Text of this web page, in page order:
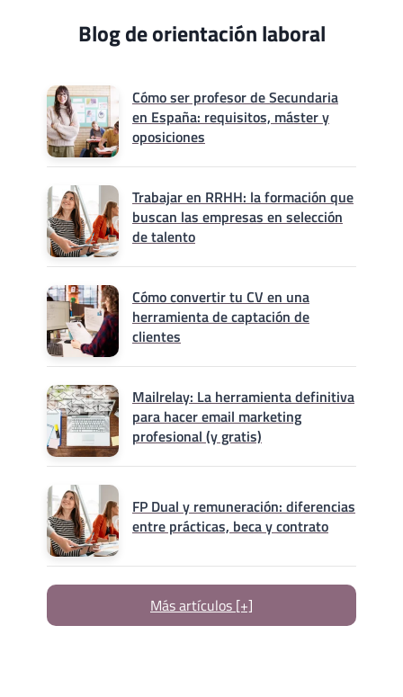
Blog de orientación laboral
Cómo ser profesor de Secundaria
en España: requisitos, máster y
oposiciones
Trabajar en RRHH: la formación que
buscan las empresas en selección
de talento
Cómo convertir tu CV en una
herramienta de captación de
clientes
Mailrelay: La herramienta definitiva
para hacer email marketing
profesional (y gratis)
FP Dual y remuneración: diferencias
entre prácticas, beca y contrato
Más artículos [+]